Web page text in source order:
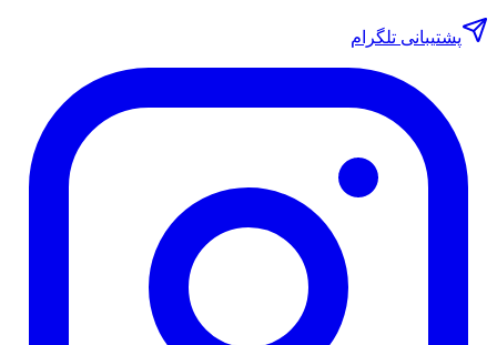
پشتیبانی تلگرام